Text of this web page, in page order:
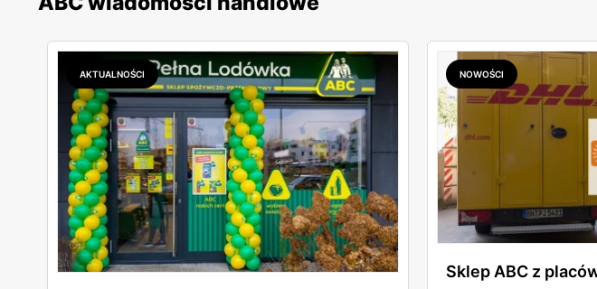
AKTUALNOŚCI NOWOŚCI
Sklep ABC z